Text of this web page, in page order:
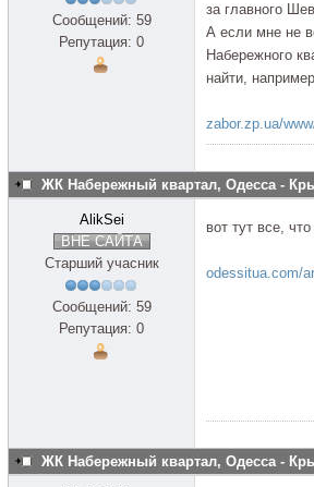
Сообщений: 59
Репутация: 0
за главного
А если мне не
Набережного
найти,
zabor.zp.ua/
ЖК Набережный квартал, Одесса -
AlikSei
ВНЕ САЙТА
Старший учасник
Сообщений: 59
Репутация: 0
вот тут все,
odessitua.com/
ЖК Набережный квартал, Одесса -